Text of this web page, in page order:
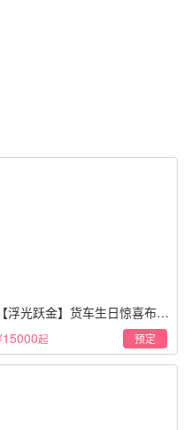
【浮光跃金】货车生日惊喜布置
典白色系
起 预定